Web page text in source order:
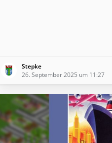
Stepke
26. September 2025 um 11:27